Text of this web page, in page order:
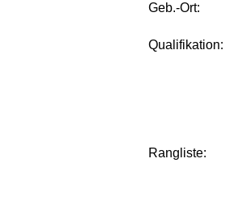
Geb.-Ort:
Qualifikation:
Rangliste: